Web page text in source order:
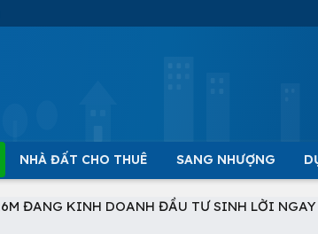
NHÀ ĐẤT CHO THUÊ SANG NHƯỢNG